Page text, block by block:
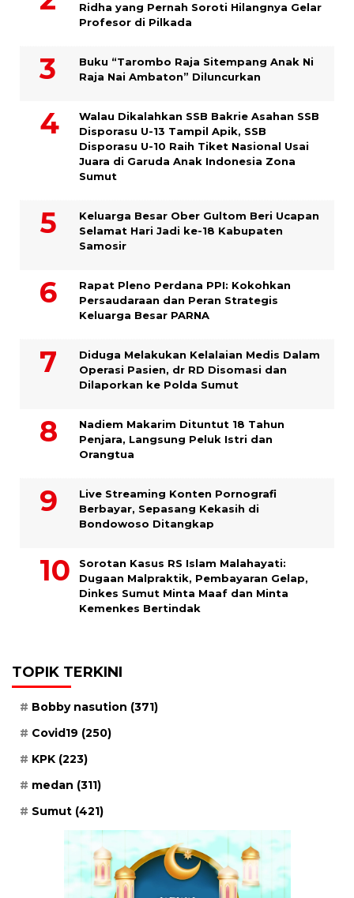
Ridha yang Pernah Soroti Hilangnya Gelar
Profesor di Pilkada
Buku “Tarombo Raja Sitempang Anak Ni
Raja Nai Ambaton” Diluncurkan
Walau Dikalahkan SSB Bakrie Asahan SSB
Disporasu U-13 Tampil Apik, SSB
Disporasu U-10 Raih Tiket Nasional Usai
Juara di Garuda Anak Indonesia Zona
Sumut
Keluarga Besar Ober Gultom Beri Ucapan
Selamat Hari Jadi ke-18 Kabupaten
Samosir
Rapat Pleno Perdana PPI: Kokohkan
Persaudaraan dan Peran Strategis
Keluarga Besar PARNA
Diduga Melakukan Kelalaian Medis Dalam
Operasi Pasien, dr RD Disomasi dan
Dilaporkan ke Polda Sumut
​Nadiem Makarim Dituntut 18 Tahun
Penjara, Langsung Peluk Istri dan
Orangtua
Live Streaming Konten Pornografi
Berbayar, Sepasang Kekasih di
Bondowoso Ditangkap
Sorotan Kasus RS Islam Malahayati:
Dugaan Malpraktik, Pembayaran Gelap,
Dinkes Sumut Minta Maaf dan Minta
Kemenkes Bertindak
TOPIK TERKINI
Bobby nasution (371)
Covid19 (250)
KPK (223)
medan (311)
Sumut (421)